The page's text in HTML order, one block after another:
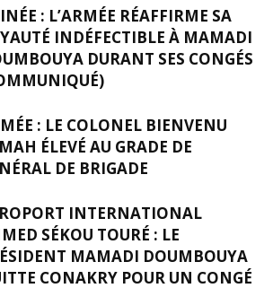
: L’ARMÉE RÉAFFIRME SA
INDÉFECTIBLE À MAMADI
DURANT SES CONGÉS
: LE COLONEL BIENVENU
ÉLEVÉ AU GRADE DE
DE BRIGADE
INTERNATIONAL
SÉKOU TOURÉ : LE
MAMADI DOUMBOUYA
CONAKRY POUR UN CONGÉ